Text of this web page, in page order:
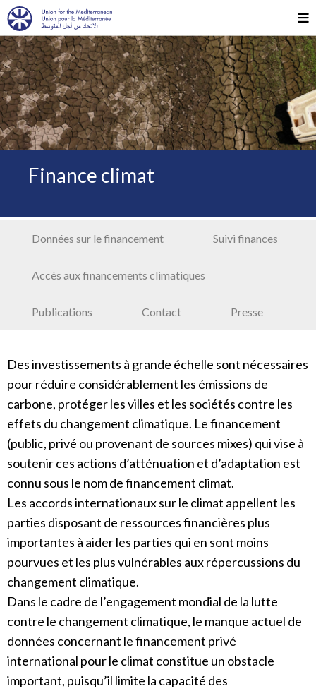
Finance climat
Données sur le financement Suivi finances
Accès aux financements climatiques
Publications Contact Presse
Des investissements à grande échelle sont nécessaires
pour réduire considérablement les émissions de
carbone, protéger les villes et les sociétés contre les
effets du changement climatique. Le financement
(public, privé ou provenant de sources mixes) qui vise à
soutenir ces actions d’atténuation et d’adaptation est
connu sous le nom de financement climat.
Les accords internationaux sur le climat appellent les
parties disposant de ressources financières plus
importantes à aider les parties qui en sont moins
pourvues et les plus vulnérables aux répercussions du
changement climatique.
Dans le cadre de l’engagement mondial de la lutte
contre le changement climatique, le manque actuel de
données concernant le financement privé
international pour le climat constitue un obstacle
important, puisqu’il limite la capacité des